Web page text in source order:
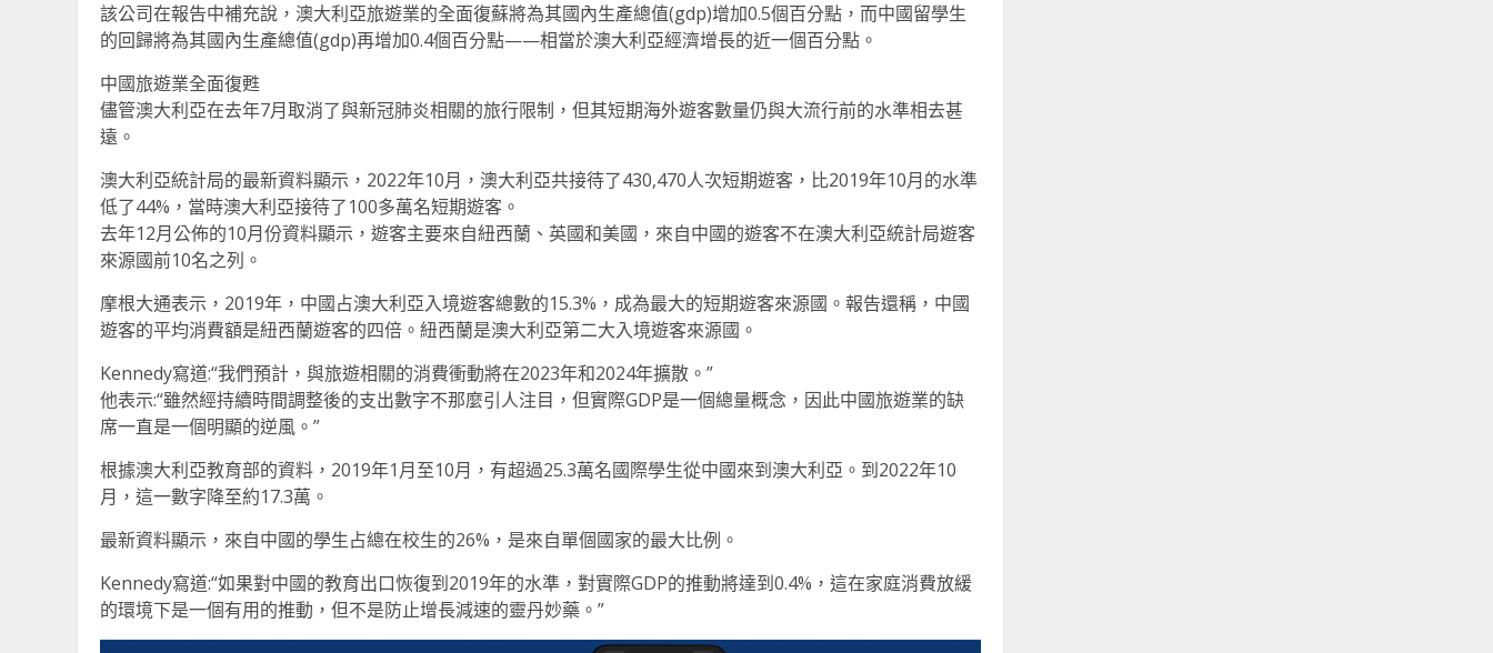
該公司在報告中補充說，澳大利亞旅遊業的全面復蘇將為其國內生產總值(gdp)增加0.5個百分點，而中國留學生
的回歸將為其國內生產總值(gdp)再增加0.4個百分點——相當於澳大利亞經濟增長的近一個百分點。
中國旅遊業全面復甦
儘管澳大利亞在去年7月取消了與新冠肺炎相關的旅行限制，但其短期海外遊客數量仍與大流行前的水準相去甚
遠。
澳大利亞統計局的最新資料顯示，2022年10月，澳大利亞共接待了430,470人次短期遊客，比2019年10月的水準
低了44%，當時澳大利亞接待了100多萬名短期遊客。
去年12月公佈的10月份資料顯示，遊客主要來自紐西蘭、英國和美國，來自中國的遊客不在澳大利亞統計局遊客
來源國前10名之列。
摩根大通表示，2019年，中國占澳大利亞入境遊客總數的15.3%，成為最大的短期遊客來源國。報告還稱，中國
遊客的平均消費額是紐西蘭遊客的四倍。紐西蘭是澳大利亞第二大入境遊客來源國。
Kennedy寫道:“我們預計，與旅遊相關的消費衝動將在2023年和2024年擴散。”
他表示:“雖然經持續時間調整後的支出數字不那麼引人注目，但實際GDP是一個總量概念，因此中國旅遊業的缺
席一直是一個明顯的逆風。”
根據澳大利亞教育部的資料，2019年1月至10月，有超過25.3萬名國際學生從中國來到澳大利亞。到2022年10
月，這一數字降至約17.3萬。
最新資料顯示，來自中國的學生占總在校生的26%，是來自單個國家的最大比例。
Kennedy寫道:“如果對中國的教育出口恢復到2019年的水準，對實際GDP的推動將達到0.4%，這在家庭消費放緩
的環境下是一個有用的推動，但不是防止增長減速的靈丹妙藥。”